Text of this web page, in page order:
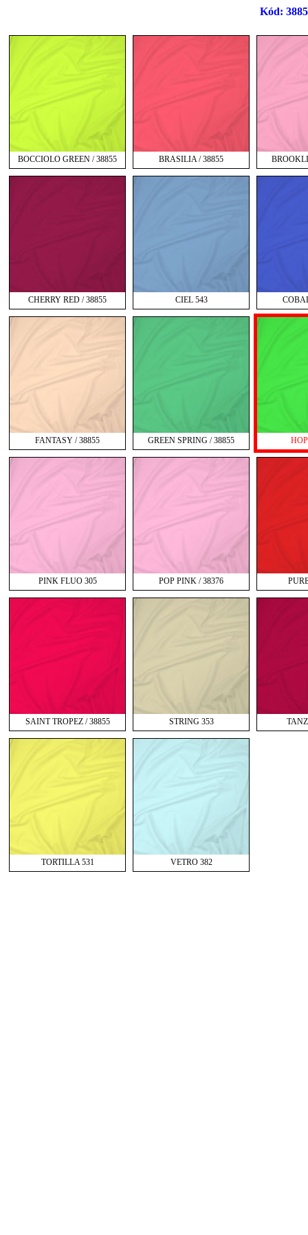
Kód:
BOCCIOLO GREEN / 38855 BRASILIA / 38855
CHERRY RED / 38855 CIEL 543
FANTASY / 38855 GREEN SPRING / 38855
PINK FLUO 305 POP PINK / 38376
SAINT TROPEZ / 38855 STRING 353
TORTILLA 531 VETRO 382